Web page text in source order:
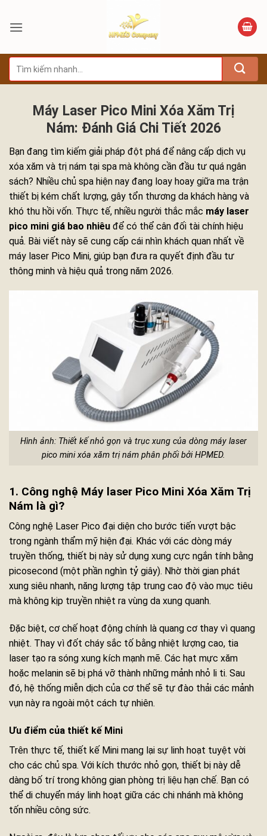
qua
dung
Tìm
kiếm:
Máy Laser Pico Mini Xóa Xăm Trị
Nám: Đánh Giá Chi Tiết 2026
Bạn đang tìm kiếm giải pháp đột phá để nâng cấp dịch vụ
xóa xăm và trị nám tại spa mà không cần đầu tư quá ngân
sách? Nhiều chủ spa hiện nay đang loay hoay giữa ma trận
thiết bị kém chất lượng, gây tổn thương da khách hàng và
khó thu hồi vốn. Thực tế, nhiều người thắc mắc máy laser
pico mini giá bao nhiêu để có thể cân đối tài chính hiệu
quả. Bài viết này sẽ cung cấp cái nhìn khách quan nhất về
máy laser Pico Mini, giúp bạn đưa ra quyết định đầu tư
thông minh và hiệu quả trong năm 2026.
Hình ảnh: Thiết kế nhỏ gọn và trục xung của dòng máy laser
pico mini xóa xăm trị nám phân phối bởi HPMED.
1. Công nghệ Máy laser Pico Mini Xóa Xăm Trị
Nám là gì?
Công nghệ Laser Pico đại diện cho bước tiến vượt bậc
trong ngành thẩm mỹ hiện đại. Khác với các dòng máy
truyền thống, thiết bị này sử dụng xung cực ngắn tính bằng
picosecond (một phần nghìn tỷ giây). Nhờ thời gian phát
xung siêu nhanh, năng lượng tập trung cao độ vào mục tiêu
mà không kịp truyền nhiệt ra vùng da xung quanh.
Đặc biệt, cơ chế hoạt động chính là quang cơ thay vì quang
nhiệt. Thay vì đốt cháy sắc tố bằng nhiệt lượng cao, tia
laser tạo ra sóng xung kích mạnh mẽ. Các hạt mực xăm
hoặc melanin sẽ bị phá vỡ thành những mảnh nhỏ li ti. Sau
đó, hệ thống miễn dịch của cơ thể sẽ tự đào thải các mảnh
vụn này ra ngoài một cách tự nhiên.
Ưu điểm của thiết kế Mini
Trên thực tế, thiết kế Mini mang lại sự linh hoạt tuyệt vời
cho các chủ spa. Với kích thước nhỏ gọn, thiết bị này dễ
dàng bố trí trong không gian phòng trị liệu hạn chế. Bạn có
thể di chuyển máy linh hoạt giữa các chi nhánh mà không
tốn nhiều công sức.